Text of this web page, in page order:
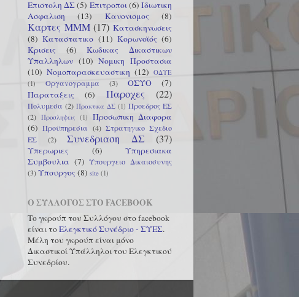
Επιστολη ΔΣ(5) Επιτροποι(6) Ιδιωτικη
Ασφαλιση
(13) Κανονισμος (8)
Καρτες ΜΜΜ (17) Κατασκηνωσεις
(8) Καταστατικο (11) Κορωνοϊός (6)
Κρισεις
(6)
Κωδικας Δικαστικων
Υπαλληλων (10) Νομικη Προστασια
(10) Νομοπαρασκευαστικη (12) ΟΔΥΕ
(1)
Οργανογραμμα (3) ΟΣΥΟ
(7)
Παραταξεις
(6) Παροχες (22)
Πολυμεσα (2) Πρακτικα ΔΣ (1) Προεδρος ΕΣ
(2) Προσληψεις (1)
Προσωπικη Διαφορα
(6) Προϋπηρεσια (4) Στρατηγικο Σχεδιο
ΕΣ
(2) Συνεδριαση ΔΣ (37)
Υπερωριες (6)
Υπηρεσιακα
Συμβουλια (7) Υπουργειο Δικαιοσυνης
(3)Υπουργος (8) site (1)
Ο ΣΥΛΛΟΓΟΣ ΣΤΟ FACEBOOK
Το γκρούπ του Συλλόγου στο facebook
είναι τοΕλεγκτικό Συνέδριο - ΣΥΕΣ.
Μέλη του γκρούπ είναι μόνο
Δικαστικοί Υπάλληλοι του Ελεγκτικού
Συνεδρίου.